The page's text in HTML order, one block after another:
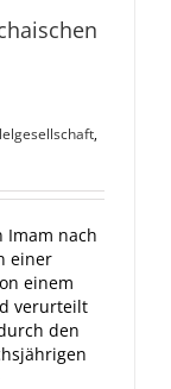
,
Imam nach
einer
einem
verurteilt
den